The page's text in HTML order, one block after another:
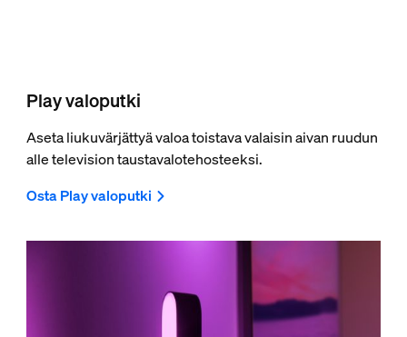
Play valoputki
Aseta liukuvärjättyä valoa toistava valaisin aivan ruudun
alle television taustavalotehosteeksi.
Osta Play valoputki